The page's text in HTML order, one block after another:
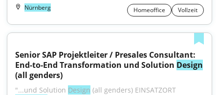
Nürnberg Homeoffice Vollzeit
Senior SAP Projektleiter / Presales Consultant:
End-to-End Transformation und Solution Design
(all genders)
"...und Solution Design